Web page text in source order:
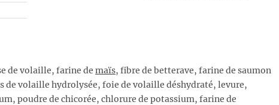
de volaille, farine de maïs, fibre de betterave, farine de saumon
de volaille hydrolysée, foie de volaille déshydraté, levure,
poudre de chicorée, chlorure de potassium, farine de